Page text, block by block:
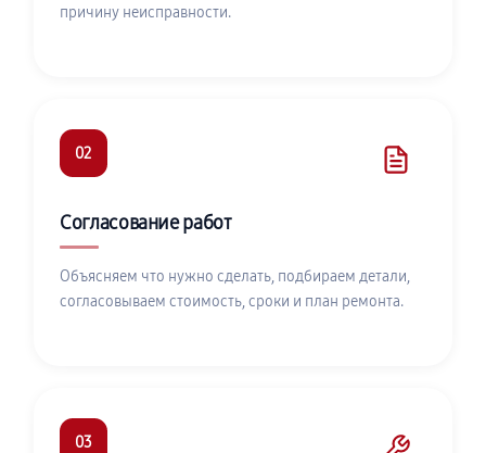
причину неисправности.
02
Согласование работ
Объясняем что нужно сделать, подбираем детали,
согласовываем стоимость, сроки и план ремонта.
03